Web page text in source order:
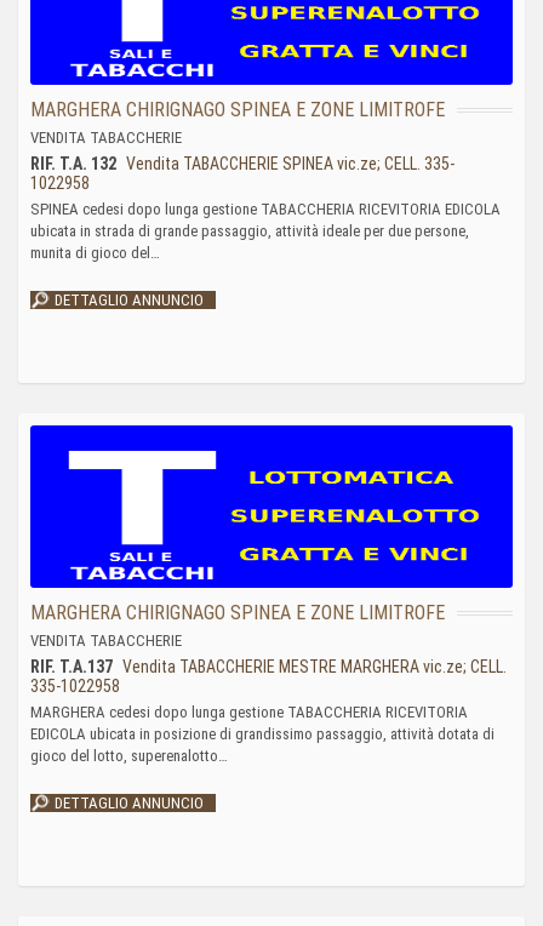
MARGHERA CHIRIGNAGO SPINEA E ZONE LIMITROFE
VENDITA TABACCHERIE
RIF. T.A. 132 Vendita TABACCHERIE SPINEA vic.ze; CELL. 335-
1022958
SPINEA cedesi dopo lunga gestione TABACCHERIA RICEVITORIA EDICOLA
ubicata in strada di grande passaggio, attività ideale per due persone,
munita di gioco del…
DETTAGLIO ANNUNCIO
MARGHERA CHIRIGNAGO SPINEA E ZONE LIMITROFE
VENDITA TABACCHERIE
RIF. T.A.137 Vendita TABACCHERIE MESTRE MARGHERA vic.ze; CELL.
335-1022958
MARGHERA cedesi dopo lunga gestione TABACCHERIA RICEVITORIA
EDICOLA ubicata in posizione di grandissimo passaggio, attività dotata di
gioco del lotto, superenalotto…
DETTAGLIO ANNUNCIO